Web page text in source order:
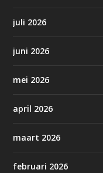
juli 2026
juni 2026
mei 2026
april 2026
maart 2026
februari 2026